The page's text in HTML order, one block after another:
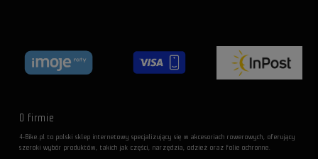
O firmie
4-Bike.pl to polski sklep internetowy specjalizujący się w akcesoriach rowerowych, oferujący
szeroki wybór produktów, takich jak części, narzędzia, odzież oraz folie ochronne.